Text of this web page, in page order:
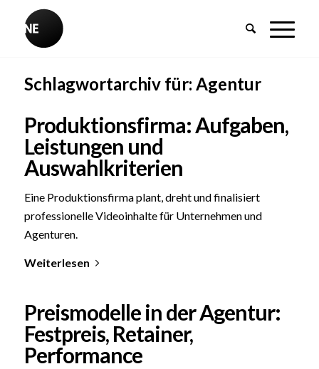
Schlagwortarchiv für: Agentur
Produktionsfirma: Aufgaben,
Leistungen und
Auswahlkriterien
Eine Produktionsfirma plant, dreht und finalisiert
professionelle Videoinhalte für Unternehmen und
Agenturen.
Weiterlesen
Preismodelle in der Agentur:
Festpreis, Retainer,
Performance